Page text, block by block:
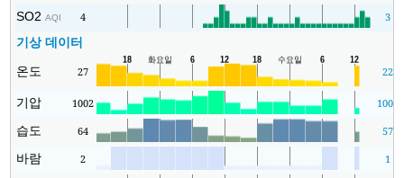
SO2AQI 4 3
기상 데이터
온도 27 22
기압 1002 1001
습도 64 57
바람 2 1